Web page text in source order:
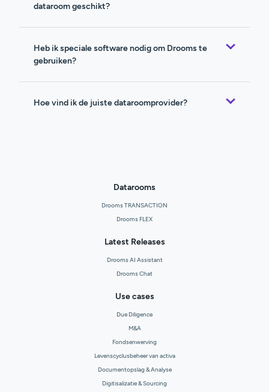
dataroom geschikt?
Heb ik speciale software nodig om Drooms te
gebruiken?
Hoe vind ik de juiste dataroomprovider?
Datarooms
Drooms TRANSACTION
Drooms FLEX
Latest Releases
Drooms AI Assistant
Drooms Chat
Use cases
Due Diligence
M&A
Fondsenwerving
Levenscyclusbeheer van activa
Documentopslag & Analyse
Digitisalizatie & Sourcing